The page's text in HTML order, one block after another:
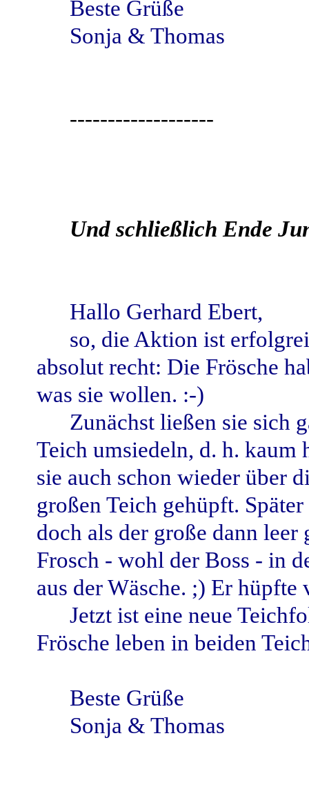
Beste Grüße
Sonja & Thomas
-------------------
Und schließlich Ende
Hallo Gerhard Ebert,
so, die Aktion ist
absolut recht: Die Frösche
was sie wollen. :-)
Zunächst ließen sie sich
Teich umsiedeln, d. h. kaum
sie auch schon wieder über
großen Teich gehüpft.
doch als der große dann
Frosch - wohl der Boss - in
aus der Wäsche. ;) Er
Jetzt ist eine neue
Frösche leben in beiden
Beste Grüße
Sonja & Thomas